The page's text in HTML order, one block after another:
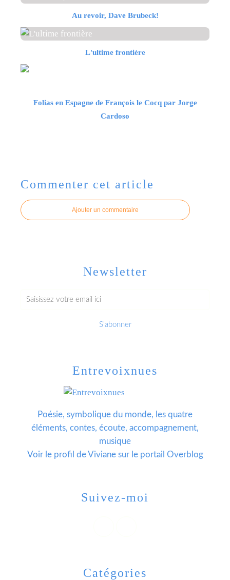
Au revoir, Dave Brubeck!
L'ultime frontière
Folias en Espagne de François le Cocq par Jorge
Cardoso
Commenter cet article
Ajouter un commentaire
Newsletter
Catégories
Entrevoixnues
Poésie, symbolique du monde, les quatre
éléments, contes, écoute, accompagnement,
musique
Voir le profil deVivianesur le portail Overblog
Suivez-moi